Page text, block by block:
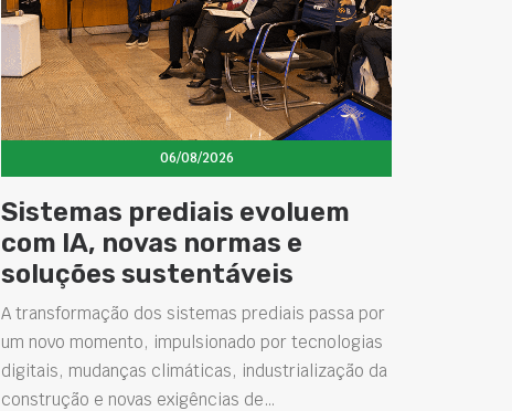
06/08/2026
Sistemas prediais evoluem
com IA, novas normas e
soluções sustentáveis
A transformação dos sistemas prediais passa por
um novo momento, impulsionado por tecnologias
digitais, mudanças climáticas, industrialização da
construção e novas exigências de…